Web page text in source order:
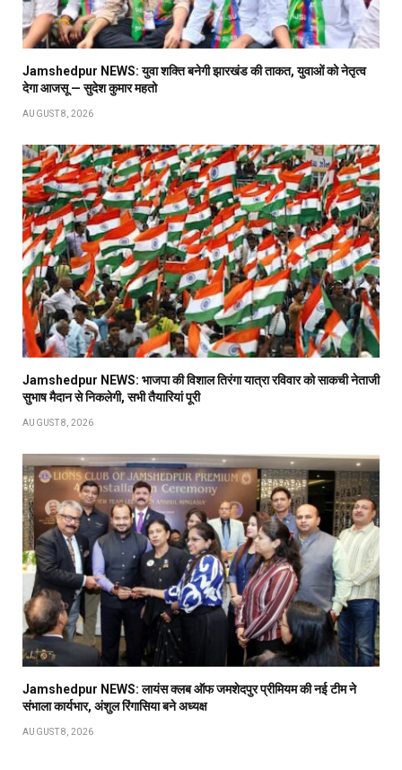
Jamshedpur NEWS: युवा शक्ति बनेगी झारखंड की ताकत, युवाओं को नेतृत्व
देगा आजसू — सुदेश कुमार महतो
AUGUST 8, 2026
Jamshedpur NEWS: भाजपा की विशाल तिरंगा यात्रा रविवार को साकची नेताजी
सुभाष मैदान से निकलेगी, सभी तैयारियां पूरी
AUGUST 8, 2026
Jamshedpur NEWS: लायंस क्लब ऑफ जमशेदपुर प्रीमियम की नई टीम ने
संभाला कार्यभार, अंशुल रिंगासिया बने अध्यक्ष
AUGUST 8, 2026